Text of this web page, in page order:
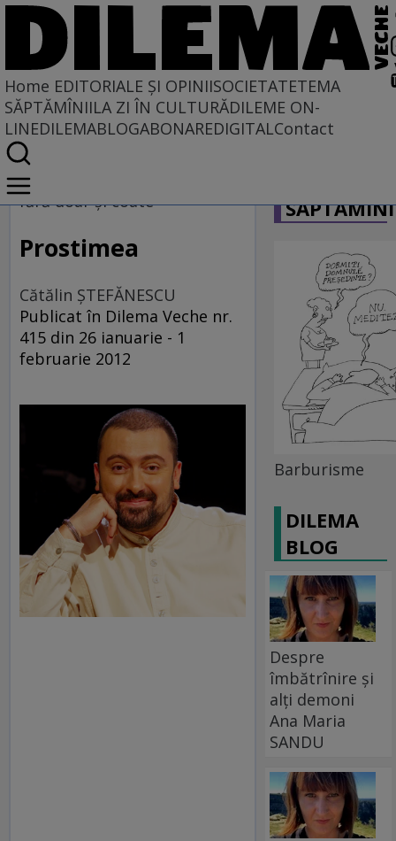
Home EDITORIALE ȘI OPINIISOCIETATETEMA
SĂPTĂMÎNIILA ZI ÎN CULTURĂDILEME ON-
LINEDILEMABLOGABONAREDIGITALContact
Home
EDITORIALE ȘI OPINII
TÎLC SHOW
fără doar şi coate
Prostimea
Cătălin ŞTEFĂNESCU
Publicat în Dilema Veche nr.
415 din 26 ianuarie - 1
februarie 2012
Barburisme
DILEMA
BLOG
Despre
îmbătrînire și
alți demoni
Ana Maria
SANDU